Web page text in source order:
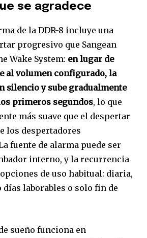
se agradece
de la DDR-8 incluye una
progresivo que Sangean
Wake System: en lugar de
al volumen configurado, la
silencio y sube gradualmente
primeros segundos, lo que
más suave que el despertar
los despertadores
fuente de alarma puede ser
interno, y la recurrencia
de uso habitual: diaria,
días laborables o solo fin de
sueño funciona en